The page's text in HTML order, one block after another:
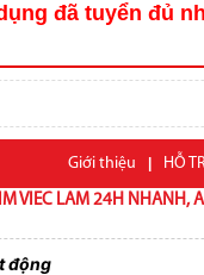
đã tuyển đủ
Giới thiệu HỖ
VIEC LAM 24H NHANH,
động